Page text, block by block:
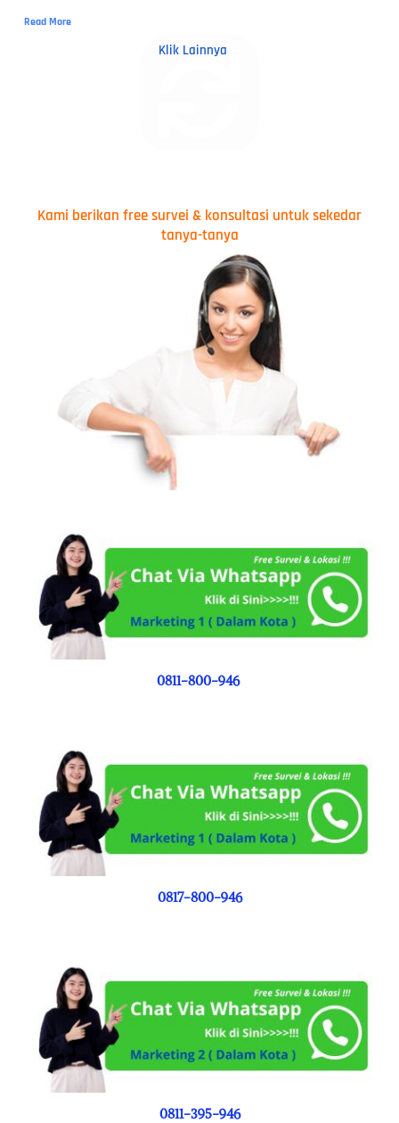
Read More
Klik Lainnya
Kami berikan free survei & konsultasi untuk sekedar
tanya-tanya
0811-800-946
0817-800-946
0811-395-946